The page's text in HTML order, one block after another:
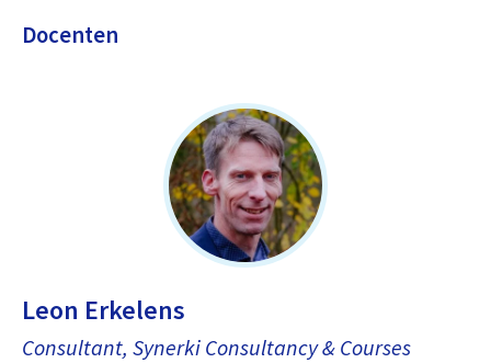
Docenten
Leon Erkelens
Consultant, Synerki Consultancy & Courses